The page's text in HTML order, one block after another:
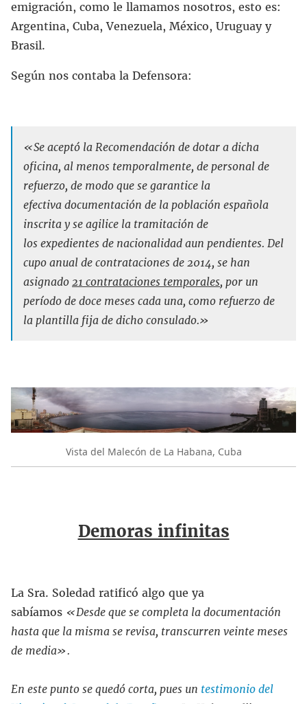
emigración, como le llamamos nosotros, esto es:
Argentina, Cuba, Venezuela, México, Uruguay y
Brasil.
Según nos contaba la Defensora:
«Se aceptó la Recomendación de dotar a dicha
oficina, al menos temporalmente, de personal de
refuerzo, de modo que se garantice la
efectiva documentación de la población española
inscrita y se agilice la tramitación de
los expedientes de nacionalidad aun pendientes. Del
cupo anual de contrataciones de 2014, se han
asignado 21 contrataciones temporales, por un
período de doce meses cada una, como refuerzo de
la plantilla fija de dicho consulado.»
Vista del Malecón de La Habana, Cuba
Demoras infinitas
La Sra. Soledad ratificó algo que ya
sabíamos «Desde que se completa la documentación
hasta que la misma se revisa, transcurren veinte meses
de media».
En este punto se quedó corta, pues un testimonio del